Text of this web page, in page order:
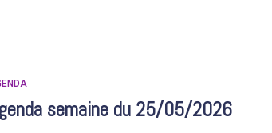
semaine du 25/05/2026